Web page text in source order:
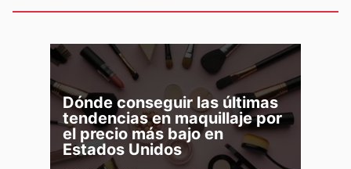
Dónde conseguir las últimas
tendencias en maquillaje por
el precio más bajo en
Estados Unidos